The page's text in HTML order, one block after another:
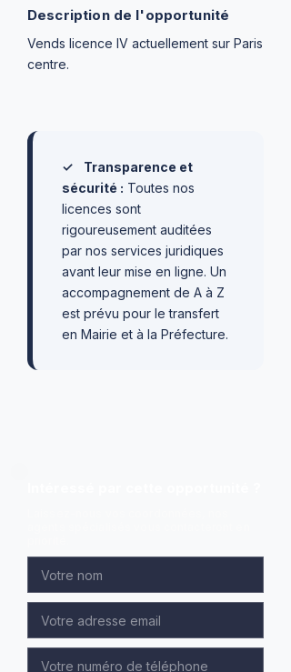
Description de l'opportunité
Vends licence IV actuellement sur Paris
centre.
✓
Transparence et
sécurité : Toutes nos
licences sont
rigoureusement auditées
par nos services juridiques
avant leur mise en ligne. Un
accompagnement de A à Z
est prévu pour le transfert
en Mairie et à la Préfecture.